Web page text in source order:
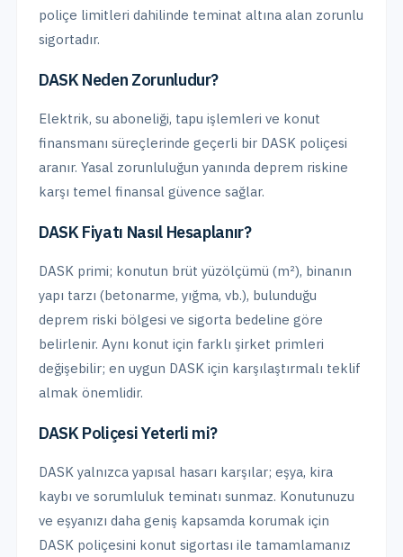
poliçe limitleri dahilinde teminat altına alan zorunlu
sigortadır.
DASK Neden Zorunludur?
Elektrik, su aboneliği, tapu işlemleri ve konut
finansmanı süreçlerinde geçerli bir DASK poliçesi
aranır. Yasal zorunluluğun yanında deprem riskine
karşı temel finansal güvence sağlar.
DASK Fiyatı Nasıl Hesaplanır?
DASK primi; konutun brüt yüzölçümü (m²), binanın
yapı tarzı (betonarme, yığma, vb.), bulunduğu
deprem riski bölgesi ve sigorta bedeline göre
belirlenir. Aynı konut için farklı şirket primleri
değişebilir; en uygun DASK için karşılaştırmalı teklif
almak önemlidir.
DASK Poliçesi Yeterli mi?
DASK yalnızca yapısal hasarı karşılar; eşya, kira
kaybı ve sorumluluk teminatı sunmaz. Konutunuzu
ve eşyanızı daha geniş kapsamda korumak için
DASK poliçesini konut sigortası ile tamamlamanız